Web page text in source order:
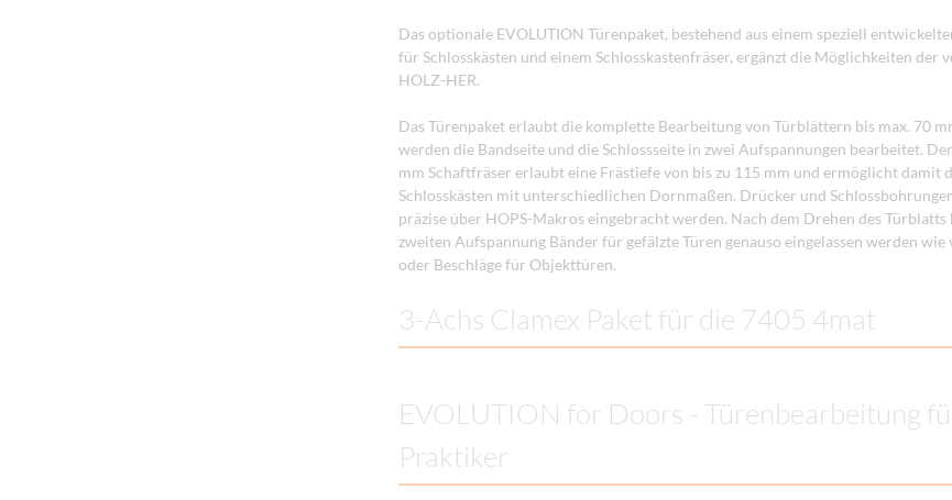
Das optionale EVOLUTION Türenpaket, bestehend aus einem speziell
für Schlosskästen und einem Schlosskastenfräser, ergänzt die Möglichkeiten der
HOLZ-HER.
Das Türenpaket erlaubt die komplette Bearbeitung von Türblättern bis max. 70
werden die Bandseite und die Schlossseite in zwei Aufspannungen bearbeitet.
mm Schaftfräser erlaubt eine Frästiefe von bis zu 115 mm und ermöglicht damit
Schlosskästen mit unterschiedlichen Dornmaßen. Drücker und
präzise über HOPS-Makros eingebracht werden. Nach dem Drehen des Türblatts
zweiten Aufspannung Bänder für gefälzte Türen genauso eingelassen werden wie
oder Beschläge für Objekttüren.
3-Achs Clamex Paket für die 7405 4mat
EVOLUTION for Doors - Türenbearbeitung
Praktiker